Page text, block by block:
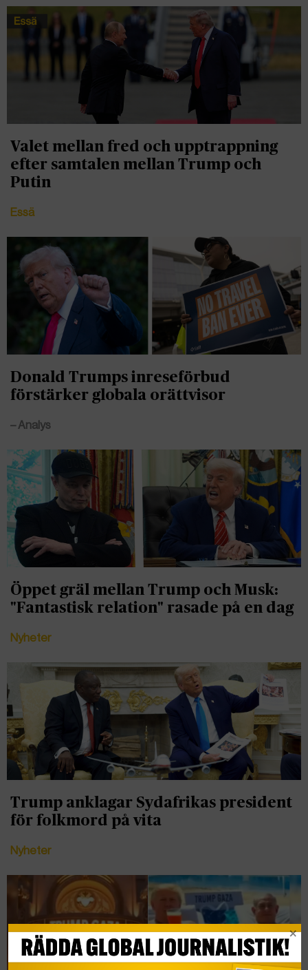
Valet mellan fred och upptrappning
efter samtalen mellan Trump och
Putin
Essä
Donald Trumps inreseförbud
förstärker globala orättvisor
– Analys
Öppet gräl mellan Trump och Musk:
"Fantastisk relation" rasade på en dag
Nyheter
Trump anklagar Sydafrikas president
för folkmord på vita
Nyheter